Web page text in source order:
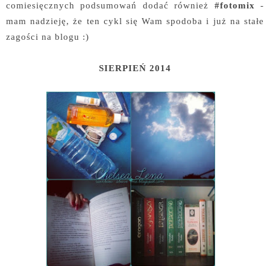
comiesięcznych podsumowań dodać również #fotomix-
mam nadzieję, że ten cykl się Wam spodoba i już na stałe
zagości na blogu :)
SIERPIEŃ 2014